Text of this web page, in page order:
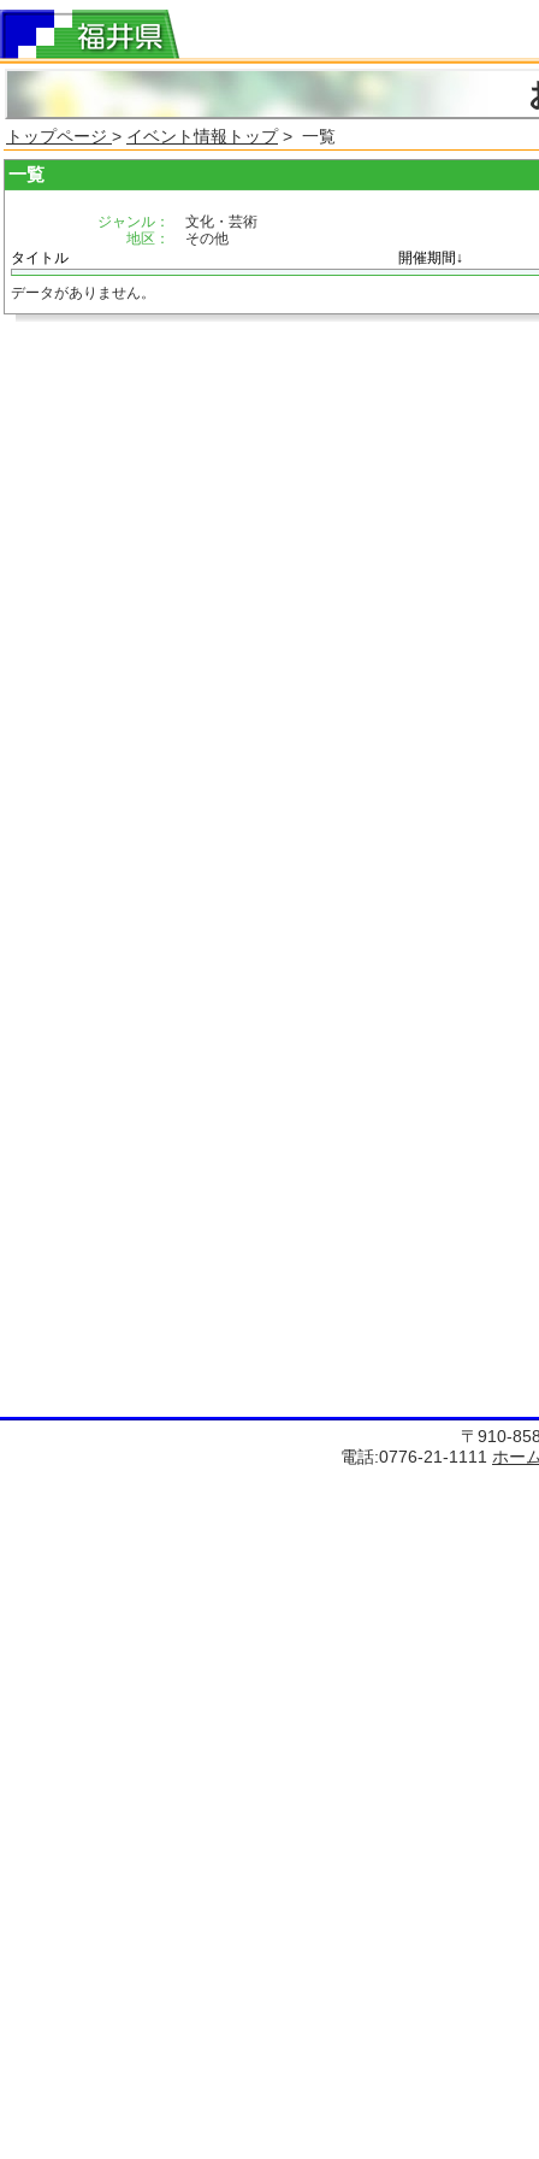
トップページ > イベント情報トップ> 一覧
一覧
ジャンル：
文化・芸術
地区：
その他
タイトル
開催期間↓
データがありません。
〒910-
電話:0776-21-1111 ホー